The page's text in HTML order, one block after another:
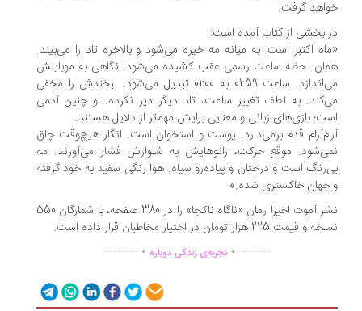
گرفت.
بخشی از کتاب آمده است:
اکتبر است. به میانه مه خیره می‌شود و بالاخره تاد را می‌بیند.
لحظه ساعت رسمی عقب کشیده می‌شود. نگاهی به موبایلش
می‌اندازد. ساعت 01:59 به 01:00 تبدیل می‌شود. لبخندش را مخفی
به لطف تغییر ساعت، تاد دیگر دیر نکرده. او چنین آدمی
بازی‌های زبانی و معنایی برایش مهم‌تر از دلایل هستند.
قدم برمی‌دارد. پوست و استخوان است. انگار هیچ‌وقت چاق
موقع حرکت، زانوهایش به شلوارش فشار می‌آورند. مه
است و درختان و پیاده‌رو سیاه. هوا رنگی سفید به خود گرفته
خاکستری شده.»
نشر آموت اخیرا رمان «ناگاه ناکجا» را در 380 صفحه، با شمارگان 550
225 هزار تومان در اختیار مخاطبان قرار داده است.
................تجربه‌ی زندگی دوباره ...............